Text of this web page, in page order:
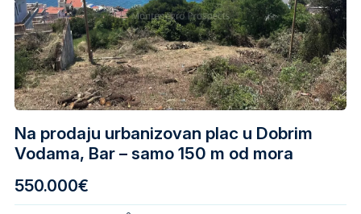
Na prodaju urbanizovan plac u Dobrim
Vodama, Bar – samo 150 m od mora
550.000€